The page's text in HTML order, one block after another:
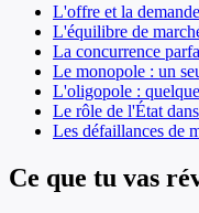
L'offre et la
L'équilibre de
La concurrence
Le monopole : un
L'oligopole :
Le rôle de l'État
Les défaillances de
Ce que tu vas